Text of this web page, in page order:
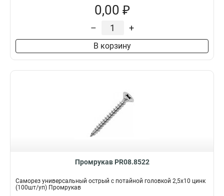
0,00 ₽
– +
В корзину
Промрукав PR08.8522
Саморез универсальный острый с потайной головкой 2,5x10 цинк
(100шт/уп) Промрукав